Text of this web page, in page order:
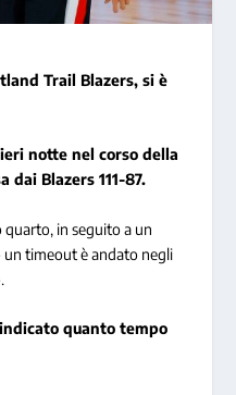
Trail Blazers, si è
notte nel corso della
dai Blazers 111-87.
quarto, in seguito a un
timeout è andato negli
quanto tempo